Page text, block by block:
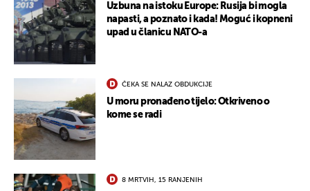
Uzbuna na istoku Europe: Rusija bi mogla
napasti, a poznato i kada! Moguć i kopneni
upad u članicu NATO-a
ČEKA SE NALAZ OBDUKCIJE
U moru pronađeno tijelo: Otkriveno o
kome se radi
8 MRTVIH, 15 RANJENIH